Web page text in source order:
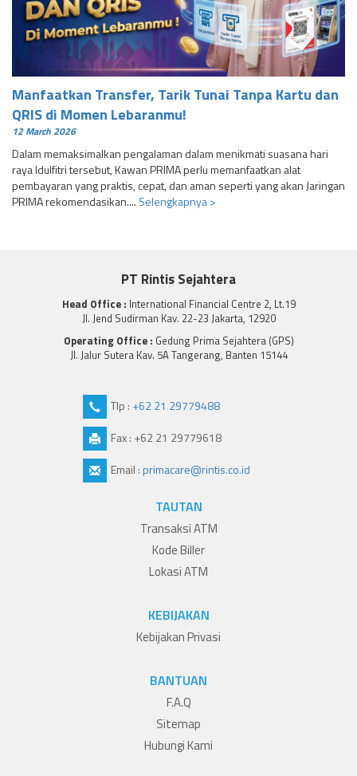
Manfaatkan Transfer, Tarik Tunai Tanpa Kartu dan
QRIS di Momen Lebaranmu!
12 March 2026
Dalam memaksimalkan pengalaman dalam menikmati suasana hari
raya Idulfitri tersebut, Kawan PRIMA perlu memanfaatkan alat
pembayaran yang praktis, cepat, dan aman seperti yang akan Jaringan
PRIMA rekomendasikan.... Selengkapnya >
PT Rintis Sejahtera
Head Office : International Financial Centre 2, Lt.19
Jl. Jend Sudirman Kav. 22-23 Jakarta, 12920
Operating Office : Gedung Prima Sejahtera (GPS)
Jl. Jalur Sutera Kav. 5A Tangerang, Banten 15144
Tlp : +62 21 29779488
Fax : +62 21 29779618
Email :primacare@rintis.co.id
TAUTAN
Transaksi ATM
Kode Biller
Lokasi ATM
KEBIJAKAN
Kebijakan Privasi
BANTUAN
F.A.Q
Sitemap
Hubungi Kami